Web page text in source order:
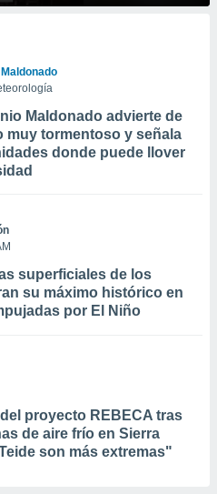
Maldonado advierte de
muy tormentoso y señala
donde puede llover
superficiales de los
su máximo histórico en
por El Niño
proyecto REBECA tras
de aire frío en Sierra
son más extremas"